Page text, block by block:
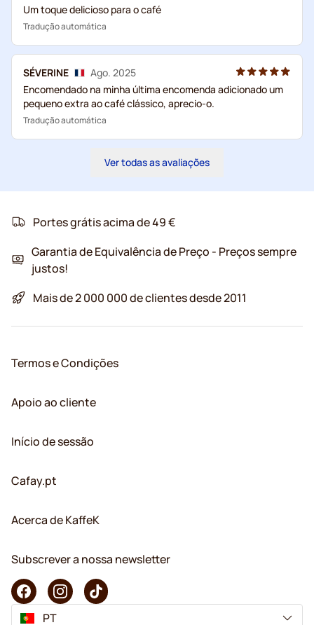
Um toque delicioso para o café
Tradução automática
SÉVERINE
Ago. 2025
Encomendado na minha última encomenda adicionado um
pequeno extra ao café clássico, aprecio-o.
Tradução automática
Ver todas as avaliações
Portes grátis acima de 49 €
Garantia de Equivalência de Preço - Preços sempre
justos!
Mais de 2 000 000 de clientes desde 2011
Termos e Condições
Apoio ao cliente
Início de sessão
Cafay.pt
Acerca de KaffeK
Subscrever a nossa newsletter
PT